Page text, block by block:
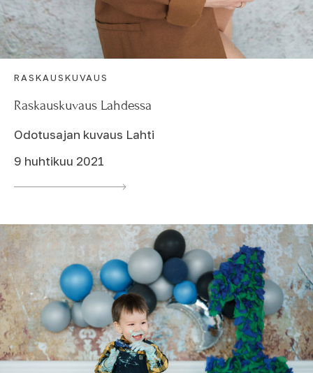
RASKAUSKUVAUS
Raskauskuvaus Lahdessa
Odotusajan kuvaus Lahti
9 huhtikuu 2021